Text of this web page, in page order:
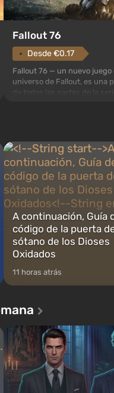
Fallout 76
Desde €0.17
Fallout 76 — un nuevo juego
universo de Fallout, es una
de todas las partes de la
abrirse primero después de
caigan las bombas n...
A continuación, Guía
código de la puerta
sótano de los Dioses
Oxidados
11 horas atrás